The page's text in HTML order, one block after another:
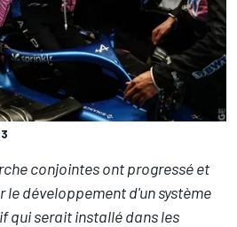
conjointes ont progressé et
le développement d'un système
qui serait installé dans les